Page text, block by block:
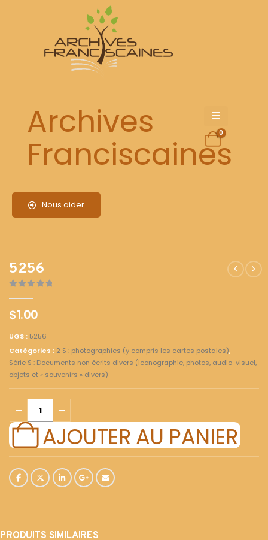
Archives
Franciscaines
Nous aider
0
5256
$1.00
UGS : 5256
Catégories : 2 S : photographies (y compris les cartes postales),
Série S : Documents non écrits divers (iconographie, photos, audio-visuel,
objets et « souvenirs » divers)
AJOUTER AU PANIER
PRODUITS SIMILAIRES